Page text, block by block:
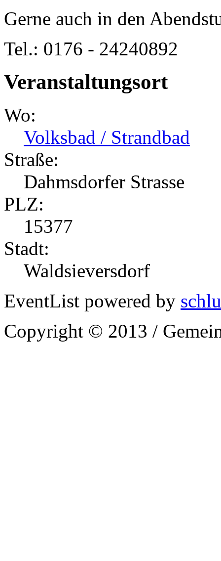
Gerne auch in den
Tel.: 0176 - 24240892
Veranstaltungsort
Wo:
Volksbad / Strandbad
Straße:
Dahmsdorfer Strasse
PLZ:
15377
Stadt:
Waldsieversdorf
EventList powered by
Copyright © 2013 /